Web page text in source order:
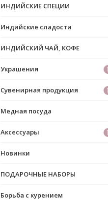
ИНДИЙСКИЕ СПЕЦИИ
Индийские сладости
ИНДИЙСКИЙ ЧАЙ, КОФЕ
Украшения
Сувенирная продукция
Медная посуда
Аксессуары
Новинки
ПОДАРОЧНЫЕ НАБОРЫ
Борьба с курением